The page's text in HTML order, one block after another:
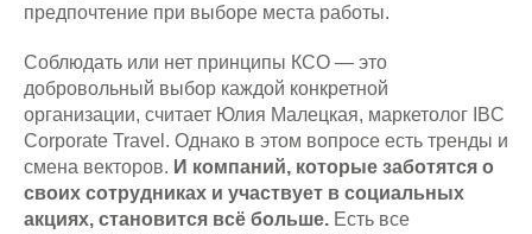
предпочтение при выборе места работы.
Соблюдать или нет принципы КСО — это
добровольный выбор каждой конкретной
организации, считает Юлия Малецкая, маркетолог IBC
Corporate Travel. Однако в этом вопросе есть тренды и
смена векторов. И компаний, которые заботятся о
своих сотрудниках и участвует в социальных
акциях, становится всё больше. Есть все